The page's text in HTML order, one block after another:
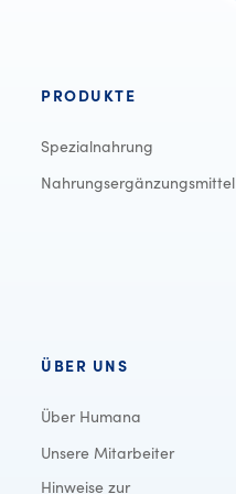
PRODUKTE
Spezialnahrung
Nahrungsergänzungsmittel
ÜBER UNS
Über Humana
Unsere Mitarbeiter
Hinweise zur